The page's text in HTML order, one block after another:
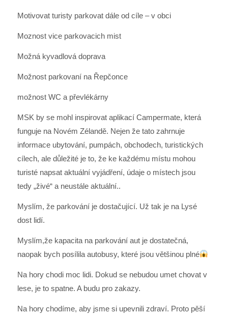
Motivovat turisty parkovat dále od cíle – v obci
Moznost vice parkovacich mist
Možná kyvadlová doprava
Možnost parkovaní na Řepčonce
možnost WC a převlékárny
MSK by se mohl inspirovat aplikací Campermate, která
funguje na Novém Zélandě. Nejen že tato zahrnuje
informace ubytování, pumpách, obchodech, turistických
cílech, ale důležité je to, že ke každému místu mohou
turisté napsat aktuální vyjádření, údaje o místech jsou
tedy „živé“ a neustále aktuální..
Myslím, že parkování je dostačující. Už tak je na Lysé
dost lidí.
Myslím,že kapacita na parkování aut je dostatečná,
naopak bych posílila autobusy, které jsou většinou plné
Na hory chodi moc lidi. Dokud se nebudou umet chovat v
lese, je to spatne. A budu pro zakazy.
Na hory chodíme, aby jsme si upevnili zdraví. Proto pěší